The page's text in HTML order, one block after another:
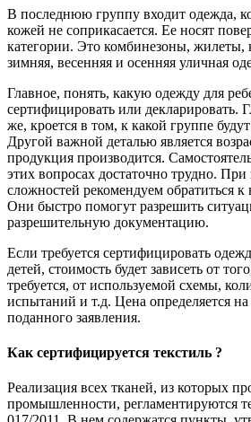
В последнюю группу входит одежда,
кожей не соприкасается. Ее носят
категории. Это комбинезоны, жилеты,
зимняя, весенняя и осенняя уличная
Главное, понять, какую одежду для
сертифицировать или декларировать.
же, кроется в том, к какой группе
Другой важной деталью является
продукция производится.
этих вопросах достаточно трудно.
сложностей рекомендуем обратиться
Они быстро помогут разрешить
разрешительную документацию.
Если требуется сертифицировать
детей, стоимость будет зависеть от
требуется, от используемой схемы,
испытаний и т.д. Цена определяется
поданного заявления.
Как сертифицируется текстиль ?
Реализация всех тканей, из которых
промышленности, регламентируются